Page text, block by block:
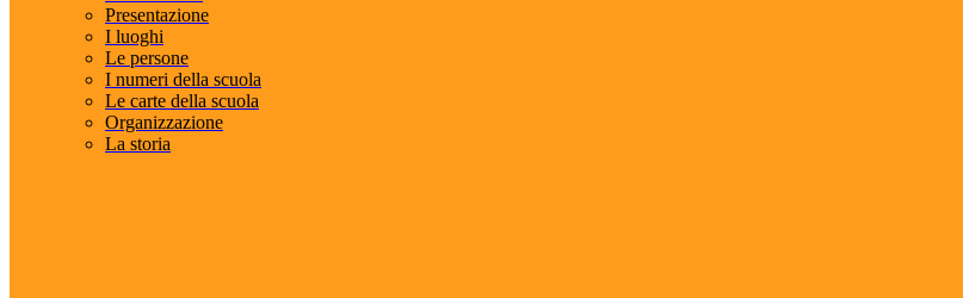
Presentazione
I luoghi
Le persone
I numeri della scuola
Le carte della scuola
Organizzazione
La storia